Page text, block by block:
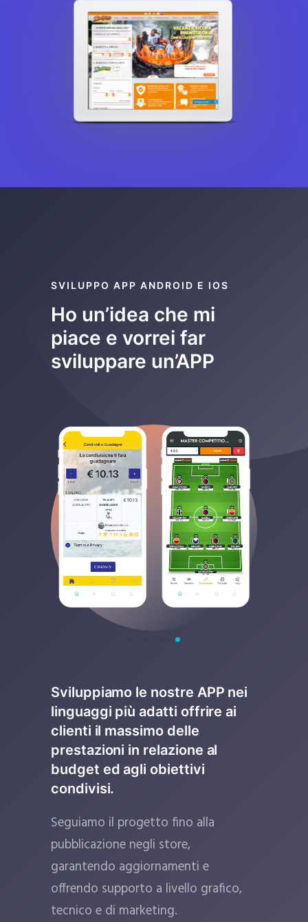
SVILUPPO APP ANDROID E IOS
Ho un’idea che mi
piace e vorrei far
sviluppare un’APP
Sviluppiamo le nostre APP nei
linguaggi più adatti offrire ai
clienti il massimo delle
prestazioni in relazione al
budget ed agli obiettivi
condivisi.
Seguiamo il progetto fino alla
pubblicazione negli store,
garantendo aggiornamenti e
offrendo supporto a livello grafico,
tecnico e di marketing.